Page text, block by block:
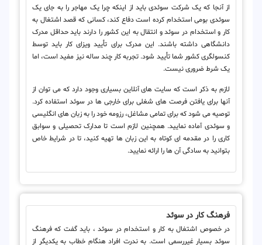
از آنجا که یک شرکت سوئدی باید از اینکه چرا یک مهاجر را به جای یک
سوئدی بومی استخدام کرده است دفاع کند، کسانی که قصد اشتغال به
کار و استخدام در سوئد و انتقال به این کشور را دارند باید حداقل مدرک
دانشگاهی داشته باشند. این مدرک برای تأیید ویزای کار باید توسط
کنسولگری کشور شما تأیید شود. تجربه کار چند ساله نیز مفید است، اما
یک شرط ضروری نیست.
لازم به ذکر است که سایت های آنلاین بسیاری وجود دارد که می توان از
آنها برای یافتن فرصت های شغلی برای خارجی ها در سوئد استفاده کرد.
توصیه می شود که برای تمامی مشاغل، رزومه خود را به زبان های انگلیسی
و سوئدی آماده نمایید. همچنین لازم است تا مدارک تحصیلی و سوابق
کاری را در مقدمه ای کوتاه به این زبان ها تهیه کنید، تا در شرایط خاص
بتوانید به سادگی آن ها را ارائه نمایید.
فرهنگ کار در سوئد
در خصوص اشتغال به کار و استخدام در سوئد ، باید گفت که فرهنگ
سوئد بسیار غیررسمی است. به ندرت افراد هنگام خطاب به یکدیگر از